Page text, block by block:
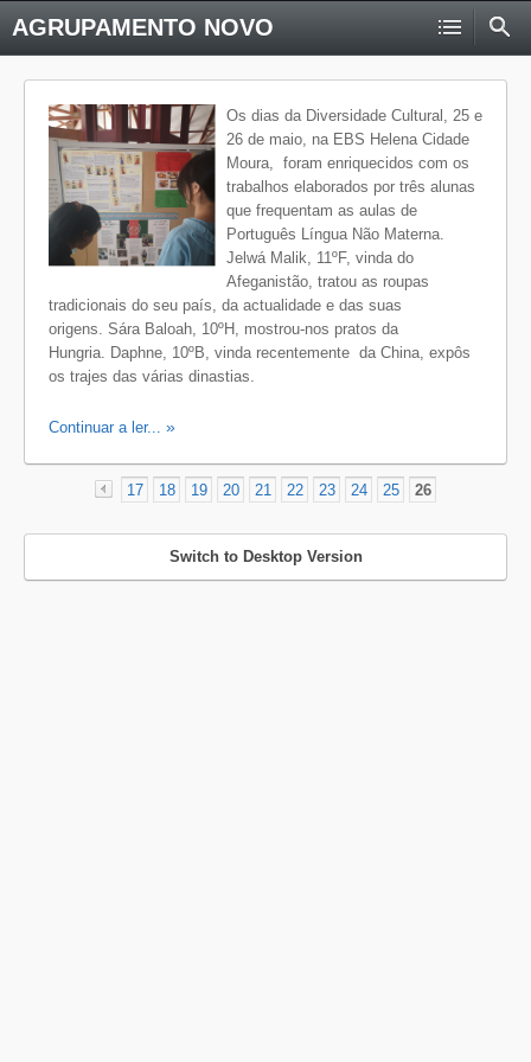
AGRUPAMENTO NOVO
Os dias da Diversidade Cultural, 25 e
26 de maio, na EBS Helena Cidade
Moura, foram enriquecidos com os
trabalhos elaborados por três alunas
que frequentam as aulas de
Português Língua Não Materna.
Jelwá Malik, 11ºF, vinda do
Afeganistão, tratou as roupas
tradicionais do seu país, da actualidade e das suas
origens. Sára Baloah, 10ºH, mostrou-nos pratos da
Hungria. Daphne, 10ºB, vinda recentemente da China, expôs
os trajes das várias dinastias.
Continuar a ler...
«
17 18 19 20 21 22 23 24 25 26
Switch to Desktop Version